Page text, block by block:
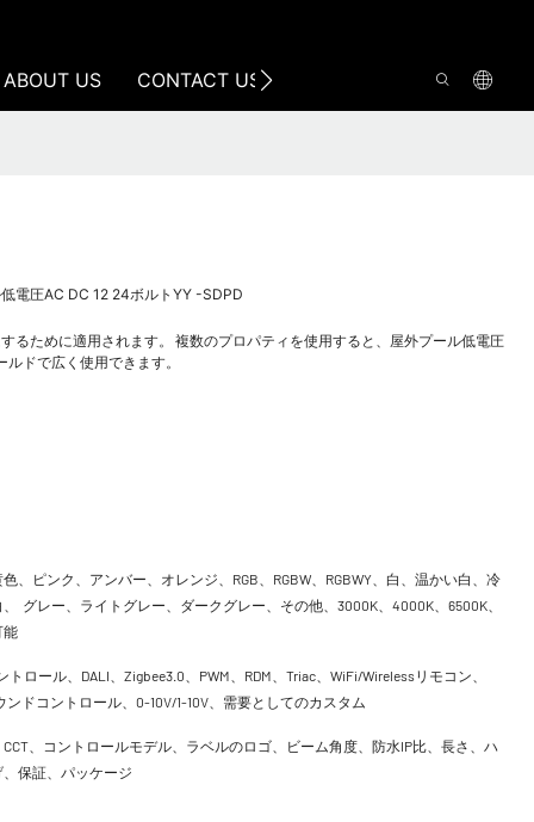
ABOUT US CONTACT US
電圧AC DC 12 24ボルトYY -SDPD
るために適用されます。 複数のプロパティを使用すると、屋外プール低電圧
ルドで広く使用できます。
、ピンク、アンバー、オレンジ、RGB、RGBW、RGBWY、白、温かい白、冷
グレー、ライトグレー、ダークグレー、その他、3000K、4000K、6500K、
能
トロール、DALI、Zigbee3.0、PWM、RDM、Triac、WiFi/Wirelessリモコン、
ンドコントロール、0-10V/1-10V、需要としてのカスタム
、コントロールモデル、ラベルのロゴ、ビーム角度、防水IP比、長さ、ハ
保証、パッケージ